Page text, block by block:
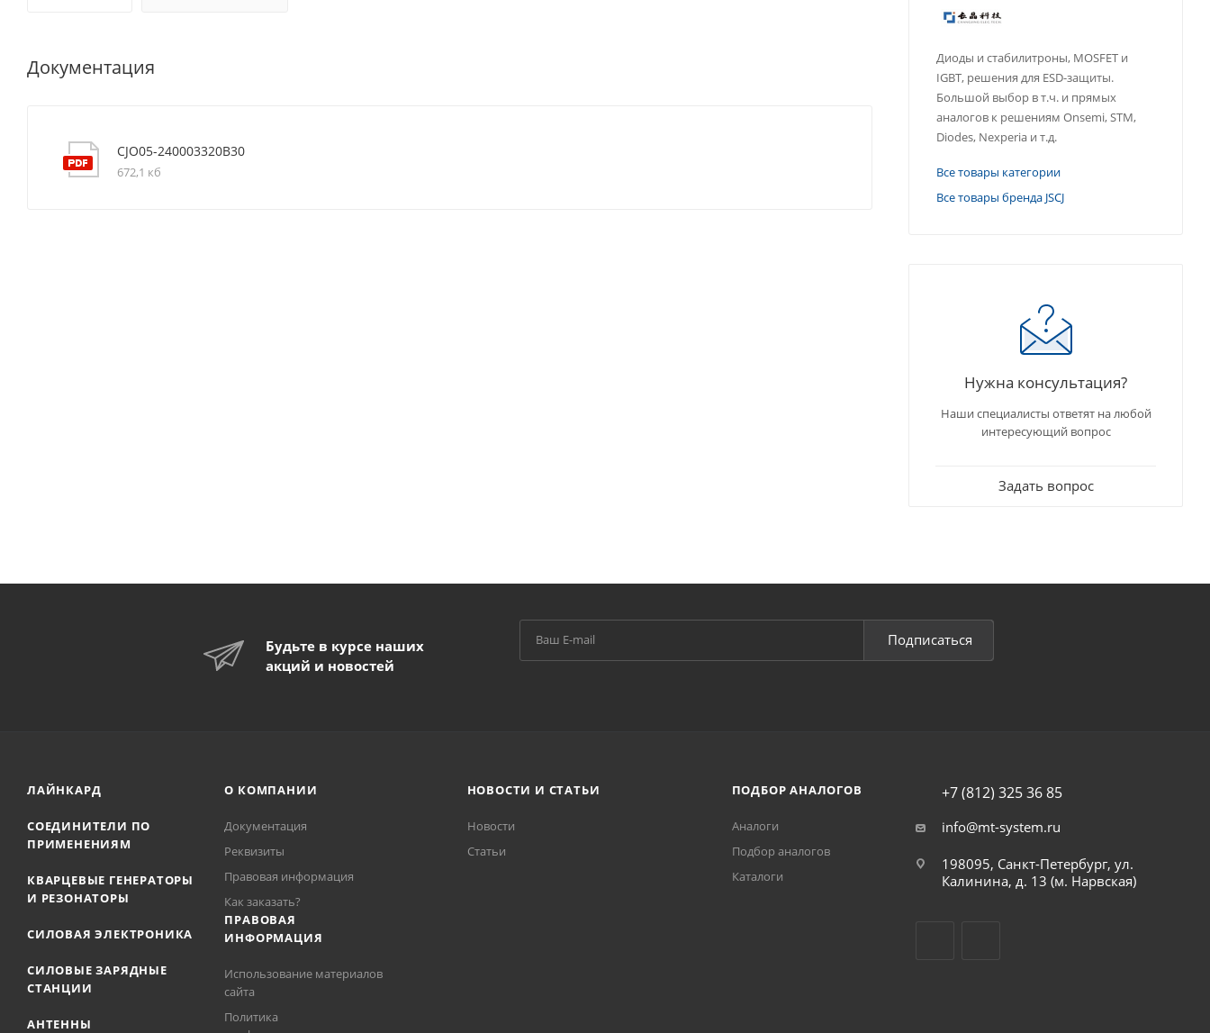
Документация
CJO05-240003320B30
672,1 кб
Диоды и стабилитроны, MOSFET и
IGBT, решения для ESD-защиты.
Большой выбор в т.ч. и прямых
аналогов к решениям Onsemi, STM,
Diodes, Nexperia и т.д.
Все товары категории
Все товары бренда JSCJ
Нужна консультация?
Наши специалисты ответят на любой
интересующий вопрос
Задать вопрос
Будьте в курсе наших
акций и новостей
Подписаться
ЛАЙНКАРД
СОЕДИНИТЕЛИ ПО
ПРИМЕНЕНИЯМ
КВАРЦЕВЫЕ ГЕНЕРАТОРЫ
И РЕЗОНАТОРЫ
СИЛОВАЯ ЭЛЕКТРОНИКА
СИЛОВЫЕ ЗАРЯДНЫЕ
СТАНЦИИ
АНТЕННЫ
О КОМПАНИИ
Документация
Реквизиты
Правовая информация
Как заказать?
ПРАВОВАЯ
ИНФОРМАЦИЯ
Использование материалов
сайта
Политика
НОВОСТИ И СТАТЬИ
Новости
Статьи
ПОДБОР АНАЛОГОВ
Аналоги
Подбор аналогов
Каталоги
+7 (812) 325 36 85
info@mt-system.ru
198095, Санкт-Петербург, ул.
Калинина, д. 13 (м. Нарвская)